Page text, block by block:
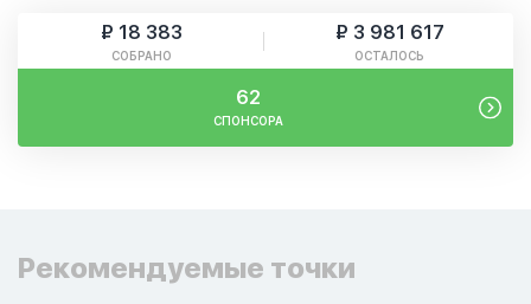
₽ 18 383
СОБРАНО
₽ 3 981 617
ОСТАЛОСЬ
62
СПОНСОРА
Рекомендуемые точки